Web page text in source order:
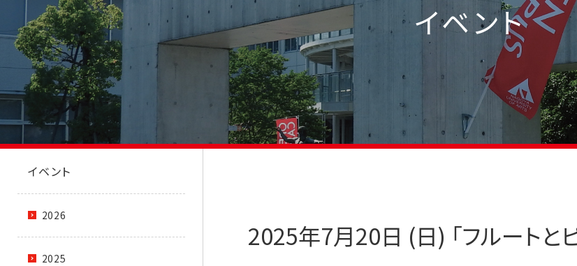
イベント
2025年7月20日 (日) 「フルートと
イベント
2026
2025